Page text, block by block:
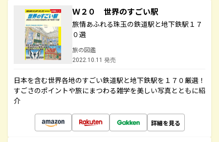
Ｗ２０ 世界のすごい駅
旅情あふれる珠玉の鉄道駅と地下鉄駅１７
０選
旅の図鑑
2022.10.11 発売
日本を含む世界各地のすごい鉄道駅と地下鉄駅を１７０厳選！
すごさのポイントや旅にまつわる雑学を美しい写真とともに紹
介
詳細を見る